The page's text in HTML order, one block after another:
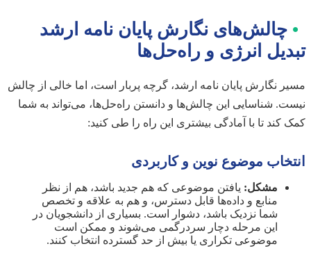
• چالش‌های نگارش پایان نامه ارشد
تبدیل انرژی و راه‌حل‌ها
مسیر نگارش پایان نامه ارشد، گرچه پربار است، اما خالی از چالش
نیست. شناسایی این چالش‌ها و دانستن راه‌حل‌ها، می‌تواند به شما
کمک کند تا با آمادگی بیشتری این راه را طی کنید:
انتخاب موضوع نوین و کاربردی
مشکل: یافتن موضوعی که هم جدید باشد، هم از نظر
منابع و داده‌ها قابل دسترس، و هم به علاقه و تخصص
شما نزدیک باشد، دشوار است. بسیاری از دانشجویان در
این مرحله دچار سردرگمی می‌شوند و ممکن است
موضوعی تکراری یا بیش از حد گسترده انتخاب کنند.